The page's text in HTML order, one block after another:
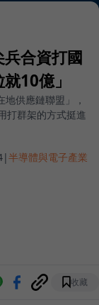
合資打國
10億」
供應鏈聯盟」，
打群架的方式挺進
|半導體與電子產業
收藏